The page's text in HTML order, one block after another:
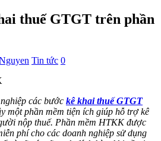
thuế GTGT trên phần
Tin tức 0
các bước kê khai thuế GTGT
một phần mềm tiện ích giúp hỗ trợ kê
nộp thuế. Phần mềm HTKK được
phí cho các doanh nghiệp sử dụng